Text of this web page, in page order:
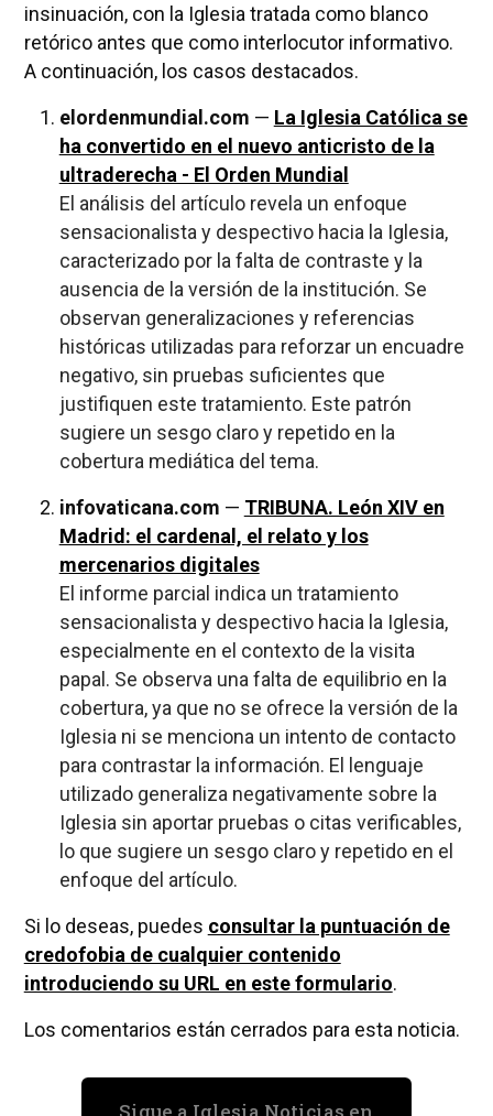
insinuación, con la Iglesia tratada como blanco
retórico antes que como interlocutor informativo.
A continuación, los casos destacados.
elordenmundial.com — La Iglesia Católica se
ha convertido en el nuevo anticristo de la
ultraderecha - El Orden Mundial
El análisis del artículo revela un enfoque
sensacionalista y despectivo hacia la Iglesia,
caracterizado por la falta de contraste y la
ausencia de la versión de la institución. Se
observan generalizaciones y referencias
históricas utilizadas para reforzar un encuadre
negativo, sin pruebas suficientes que
justifiquen este tratamiento. Este patrón
sugiere un sesgo claro y repetido en la
cobertura mediática del tema.
infovaticana.com — TRIBUNA. León XIV en
Madrid: el cardenal, el relato y los
mercenarios digitales
El informe parcial indica un tratamiento
sensacionalista y despectivo hacia la Iglesia,
especialmente en el contexto de la visita
papal. Se observa una falta de equilibrio en la
cobertura, ya que no se ofrece la versión de la
Iglesia ni se menciona un intento de contacto
para contrastar la información. El lenguaje
utilizado generaliza negativamente sobre la
Iglesia sin aportar pruebas o citas verificables,
lo que sugiere un sesgo claro y repetido en el
enfoque del artículo.
Si lo deseas, puedes consultar la puntuación de
credofobia de cualquier contenido
introduciendo su URL en este formulario.
Los comentarios están cerrados para esta noticia.
Sigue a Iglesia Noticias en